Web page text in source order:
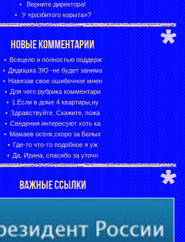
Верните директора!
У «разбитого корыта»?
НОВЫЕ КОММЕНТАРИИ
Всецело и полностью поддерж
Дядюшка ЗЮ -не будет занима
Навязав свое ошибочное мнен
Для чего рубрика комментари
1.Если в доме 4 квартиры,ну
Здравствуйте. Скажите, пожа
Сведения интересуют хоть ка
Мамаев осёлк,скоро за Белых
Где-то что-то подобное я уж
Да, Ирина, спасибо за уточн
ВАЖНЫЕ ССЫЛКИ